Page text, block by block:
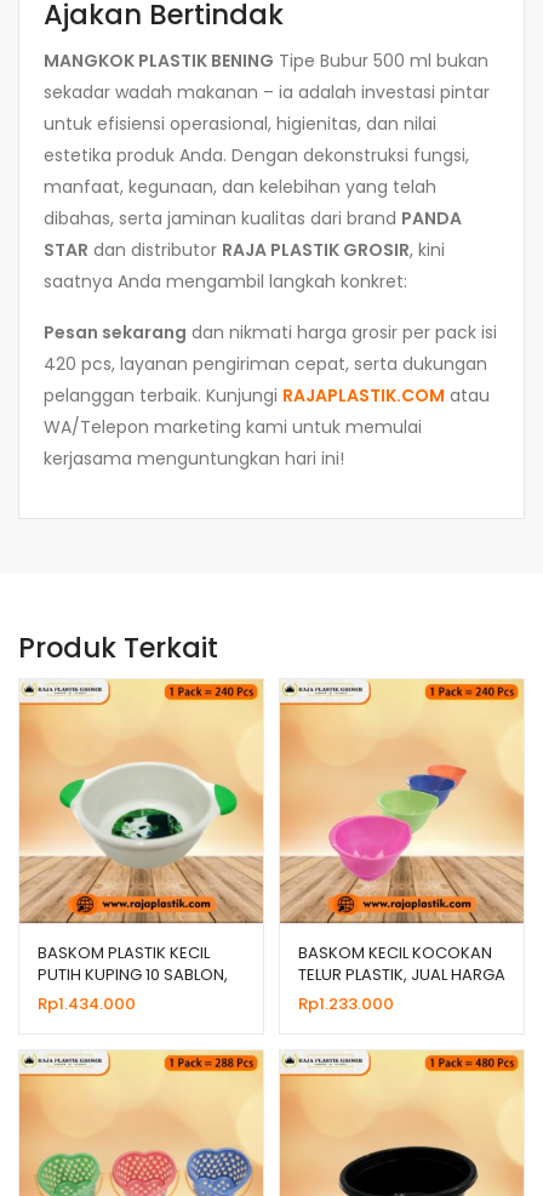
Ajakan Bertindak
MANGKOK PLASTIK BENING Tipe Bubur 500 ml bukan
sekadar wadah makanan – ia adalah investasi pintar
untuk efisiensi operasional, higienitas, dan nilai
estetika produk Anda. Dengan dekonstruksi fungsi,
manfaat, kegunaan, dan kelebihan yang telah
dibahas, serta jaminan kualitas dari brand PANDA
STAR dan distributor RAJA PLASTIK GROSIR, kini
saatnya Anda mengambil langkah konkret:
Pesan sekarang dan nikmati harga grosir per pack isi
420 pcs, layanan pengiriman cepat, serta dukungan
pelanggan terbaik. Kunjungi RAJAPLASTIK.COM atau
WA/Telepon marketing kami untuk memulai
kerjasama menguntungkan hari ini!
Produk Terkait
BASKOM PLASTIK KECIL
PUTIH KUPING 10 SABLON,
HARGA MURAH
Rp1.434.000
BASKOM KECIL KOCOKAN
TELUR PLASTIK, JUAL HARGA
GROSIR MURAH
Rp1.233.000